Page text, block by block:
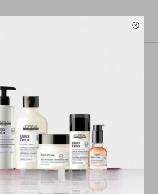

las puntas.
que
dejándola
tu pelo